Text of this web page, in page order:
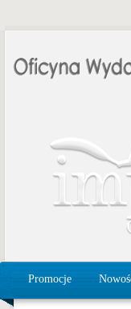
Promocje